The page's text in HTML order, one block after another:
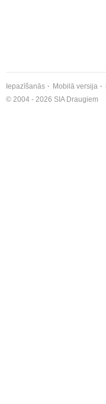
Iepazīšanās Mobilā versija
© 2004 - 2026 SIA Draugiem